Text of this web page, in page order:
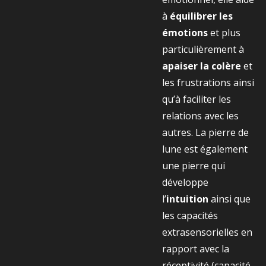
à équilibrer les
émotionset plus
particulièrement à
apaiser la colère et
les frustrations ainsi
qu’à faciliter les
relations avec les
autres. La pierre de
lune est également
une pierre qui
développe
l’intuition ainsi que
les capacités
extrasensorielles en
rapport avec la